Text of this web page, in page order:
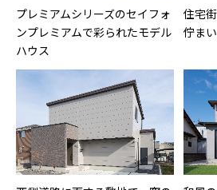
プレミアムシリーズのセイフォ
ンプレミアムで彩られたモデル
ハウス
住宅
佇ま